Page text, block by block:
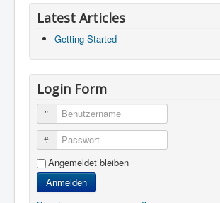
Latest Articles
Getting Started
Login Form
Benutzername
Passwort
Angemeldet bleiben
Anmelden